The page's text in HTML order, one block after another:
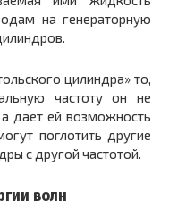
на генераторную
цилиндра» то,
частоту он не
дает ей возможность
поглотить другие
с другой частотой.
волн